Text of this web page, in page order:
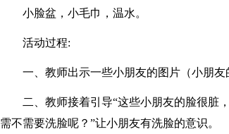
小脸盆，小毛巾，温水。
活动过程:
一、教师出示一些小朋友的图片（小朋友
二、教师接着引导“这些小朋友的脸很脏
需不需要洗脸呢？”让小朋友有洗脸的意识。